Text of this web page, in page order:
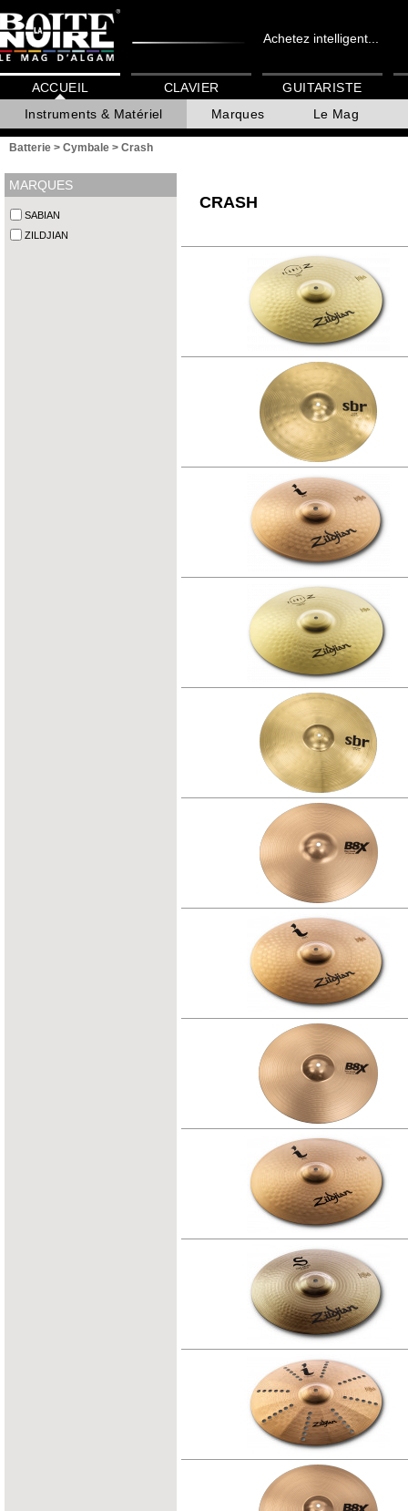
Achetez intelligent...
ACCUEIL
Instruments & Matériel
Marques Le Mag
CLAVIER GUITARISTE
Batterie > Cymbale > Crash
MARQUES
SABIAN
ZILDJIAN
CRASH